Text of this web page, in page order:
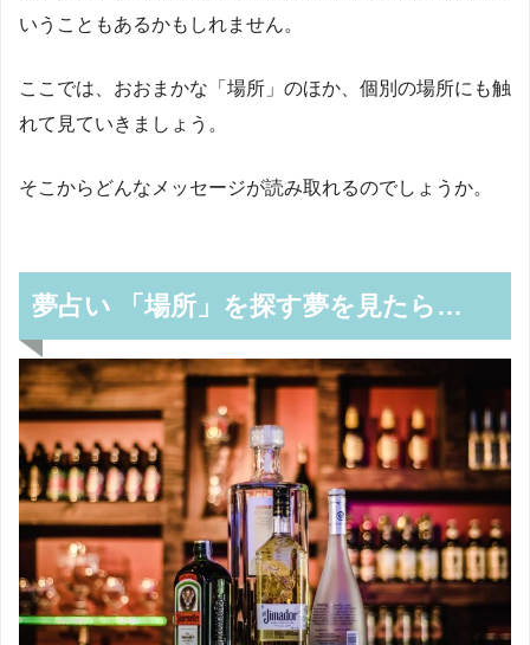
いうこともあるかもしれません。
ここでは、おおまかな「場所」のほか、個別の場所にも触
れて見ていきましょう。
そこからどんなメッセージが読み取れるのでしょうか。
夢占い 「場所」を探す夢を見たら…